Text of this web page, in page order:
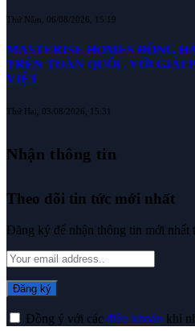
Thứ Năm, 06/08/2026, 15:19
MASTERISE HOMES ĐỒNG
TRÊN TOÀN QUỐC VỚI GIẢI
VIỆT
Thứ Hai, 03/08/2026, 15:31
Nhận thông tin
Theo dõi tin tức mới nhất
Đăng ký để nhận thông tin mới nhất
Đồng ý với các điều khoản khi